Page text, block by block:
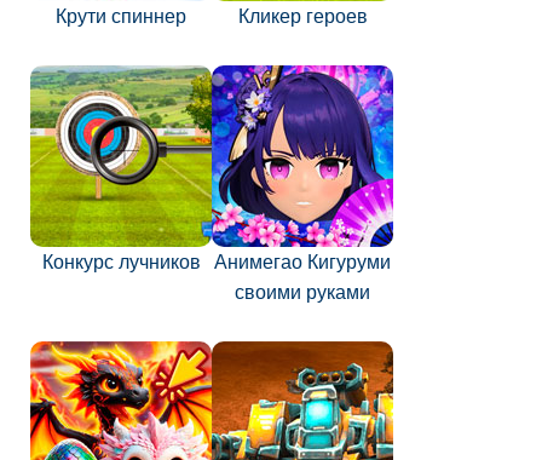
Крути спиннер Кликер героев
Конкурс лучников
Анимегао Кигуруми
своими руками